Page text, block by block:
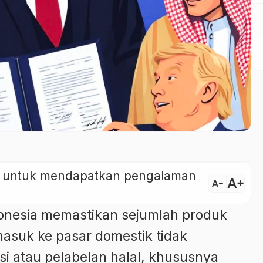
mendapatkan pengalaman
text_decrease text_increase
memastikan sejumlah produk
ke pasar domestik tidak
atau pelabelan halal, khususnya